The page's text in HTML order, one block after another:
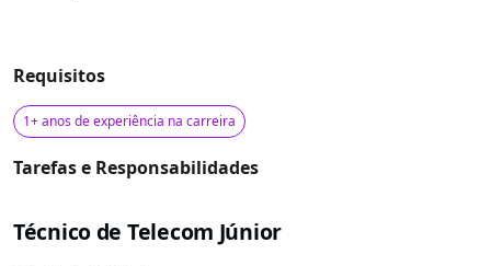
Requisitos
1+ anos de experiência na carreira
Tarefas e Responsabilidades
Técnico de Telecom Júnior